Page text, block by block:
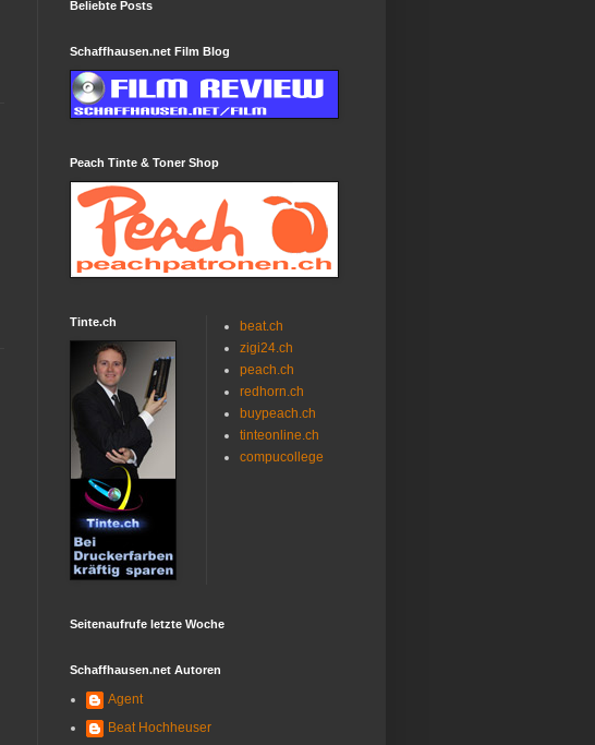
Beliebte Posts
Schaffhausen.net Film Blog
Peach Tinte & Toner Shop
Tinte.ch
beat.ch
zigi24.ch
peach.ch
redhorn.ch
buypeach.ch
tinteonline.ch
compucollege
Seitenaufrufe letzte Woche
Schaffhausen.net Autoren
Agent
Beat Hochheuser